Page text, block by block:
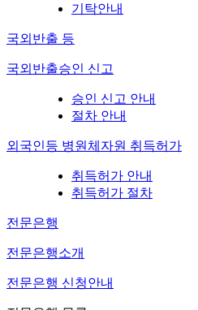
기탁안내
국외반출 등
국외반출승인 신고
승인 신고 안내
절차 안내
외국인등 병원체자원 취득허가
취득허가 안내
취득허가 절차
전문은행
전문은행소개
전문은행 신청안내